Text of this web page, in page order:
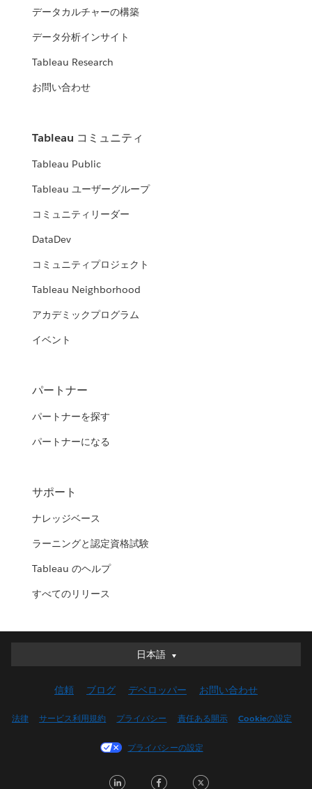
データカルチャーの構築
データ分析インサイト
Tableau Research
お問い合わせ
Tableau コミュニティ
Tableau Public
Tableau ユーザーグループ
コミュニティリーダー
DataDev
コミュニティプロジェクト
Tableau Neighborhood
アカデミックプログラム
イベント
パートナー
パートナーを探す
パートナーになる
サポート
ナレッジベース
ラーニングと認定資格試験
Tableau のヘルプ
すべてのリリース
日本語
日本語
English (UK)
Français (Canada)
信頼 ブログ デベロッパー お問い合わせ
法律 サービス利用規約 プライバシー 責任ある開示 Cookieの設定
プライバシーの設定
LinkedInFacebook